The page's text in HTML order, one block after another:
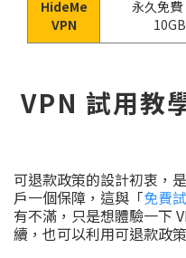
HideMe
VPN
永久免費
10GB
VPN 試用教
可退款政策的設計初衷，
戶一個保障，這與「免費
有不滿，只是想體驗一下
續，也可以利用可退款政